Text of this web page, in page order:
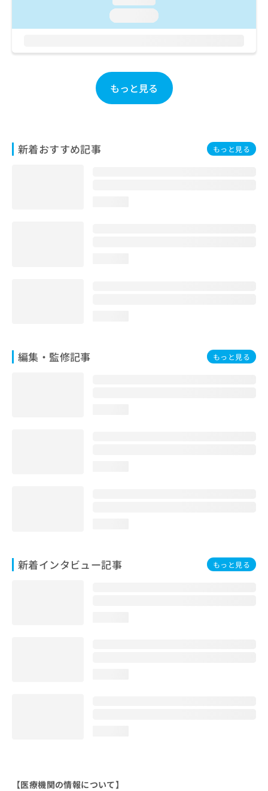
もっと見る
新着おすすめ記事 もっと見る
編集・監修記事 もっと見る
新着インタビュー記事 もっと見る
い
わ
【医療機関の情報について】